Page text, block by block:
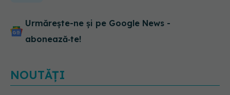
Urmărește-ne și pe Google News -
abonează‑te!
NOUTĂȚI